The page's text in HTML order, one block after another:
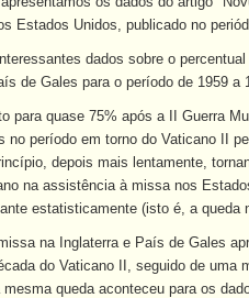
Estados Unidos, publicado no
dados sobre o
de Gales para o período de 1959
para quase 75% após a II Guerra
no período em torno do Vaticano II
depois mais lentamente,
na assistência à missa nos
estatisticamente (isto é, a
na Inglaterra e País de Gales
do Vaticano II, seguido de uma
queda aconteceu para os